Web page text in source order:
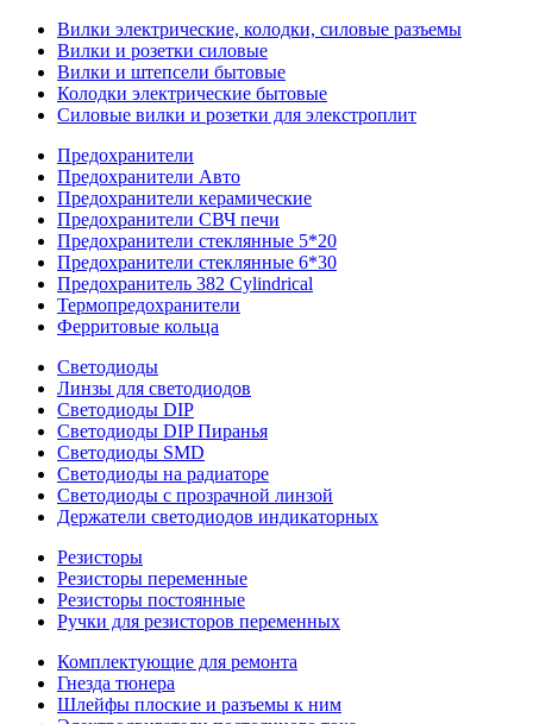
Вилки электрические, колодки, силовые разъемы
Вилки и розетки силовые
Вилки и штепсели бытовые
Колодки электрические бытовые
Силовые вилки и розетки для элекстроплит
Предохранители
Предохранители Авто
Предохранители керамические
Предохранители СВЧ печи
Предохранители стеклянные 5*20
Предохранители стеклянные 6*30
Предохранитель 382 Cylindrical
Термопредохранители
Ферритовые кольца
Светодиоды
Линзы для светодиодов
Светодиоды DIP
Светодиоды DIP Пиранья
Светодиоды SMD
Светодиоды на радиаторе
Светодиоды с прозрачной линзой
Держатели светодиодов индикаторных
Резисторы
Резисторы переменные
Резисторы постоянные
Ручки для резисторов переменных
Комплектующие для ремонта
Гнезда тюнера
Шлейфы плоские и разъемы к ним